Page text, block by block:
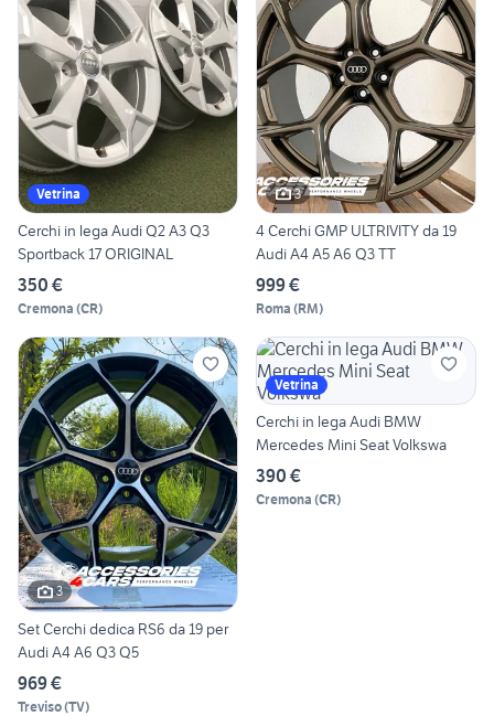
Vetrina
Cerchi in lega Audi Q2 A3 Q3
Sportback 17 ORIGINAL
350 €
Cremona (CR)
3
4 Cerchi GMP ULTRIVITY da 19
Audi A4 A5 A6 Q3 TT
999 €
Roma (RM)
3
Set Cerchi dedica RS6 da 19 per
Audi A4 A6 Q3 Q5
969 €
Treviso(TV)
Vetrina
Cerchi in lega Audi BMW
Mercedes Mini Seat Volkswa
390 €
Cremona (CR)